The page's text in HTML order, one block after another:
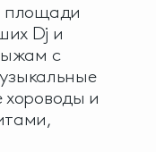
площади
Dj и
с
хороводы и